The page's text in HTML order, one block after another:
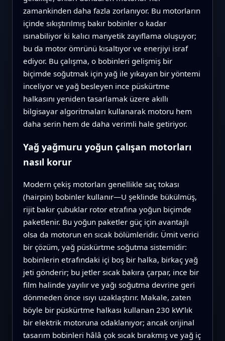
zamankinden daha fazla zorlanıyor. Bu motorların
içinde sıkıştırılmış bakır bobinler o kadar
ısınabiliyor ki kalıcı manyetik zayıflama oluşuyor;
bu da motor ömrünü kısaltıyor ve enerjiyi israf
ediyor. Bu çalışma, o bobinleri gelişmiş bir
biçimde soğutmak için yağ ile yıkayan bir yöntemi
inceliyor ve yağ besleyen ince püskürtme
halkasını yeniden tasarlamak üzere akıllı
bilgisayar algoritmaları kullanarak motoru hem
daha serin hem de daha verimli hale getiriyor.
Yağ yağmuru yoğun çalışan motorları
nasıl korur
Modern çekiş motorları genellikle saç tokası
(hairpin) bobinler kullanır—U şeklinde bükülmüş,
rijit bakır çubuklar rotor etrafına yoğun biçimde
paketlenir. Bu yoğun paketler güç için avantajlı
olsa da motorun en sıcak bölümleridir. Ümit verici
bir çözüm, yağ püskürtme soğutma sistemidir:
bobinlerin etrafındaki içi boş bir halka, birkaç yağ
jeti gönderir; bu jetler sıcak bakıra çarpar, ince bir
film halinde yayılır ve yağı soğutma devrine geri
dönmeden önce ısıyı uzaklaştırır. Makale, zaten
böyle bir püskürtme halkası kullanan 230 kW’lık
bir elektrik motoruna odaklanıyor; ancak orijinal
tasarım bobinleri hâlâ çok sıcak bırakmış ve yağ iç